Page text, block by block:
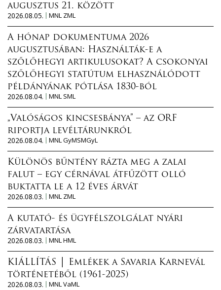
augusztus 21. között
2026.08.05.
MNL ZML
A hónap dokumentuma 2026
augusztusában: Használták-e a
szőlőhegyi artikulusokat? A csokonyai
szőlőhegyi statútum elhasználódott
példányának pótlása 1830-ból
2026.08.04.
MNL SML
„Valóságos kincsesbánya” – az ORF
riportja levéltárunkról
2026.08.04.
MNL GyMSMGyL
Különös bűntény rázta meg a zalai
falut – egy cérnával átfűzött olló
buktatta le a 12 éves árvát
2026.08.03.
MNL ZML
A kutató- és ügyfélszolgálat nyári
zárvatartása
2026.08.03.
MNL HML
KIÁLLÍTÁS │ Emlékek a Savaria Karnevál
történetéből (1961-2025)
2026.08.03.
MNL VaML